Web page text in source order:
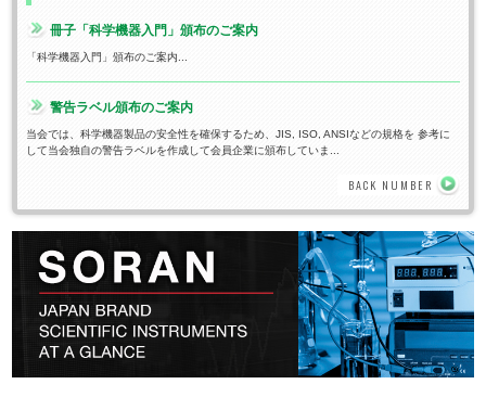
冊子「科学機器入門」頒布のご案内
「科学機器入門」頒布のご案内...
警告ラベル頒布のご案内
当会では、科学機器製品の安全性を確保するため、JIS, ISO, ANSIなどの規格を 参考に
して当会独自の警告ラベルを作成して会員企業に頒布していま...
BACK NUMBER